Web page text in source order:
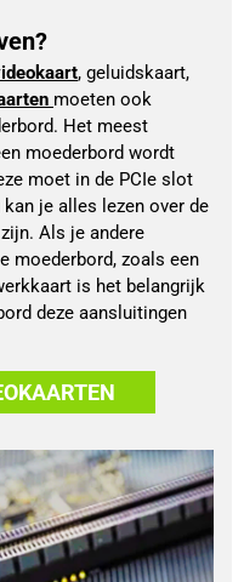
, geluidskaart,
moeten ook
Het meest
moederbord wordt
moet in de PCIe slot
kan je alles lezen over de
Als je andere
moederbord, zoals een
is het belangrijk
deze aansluitingen